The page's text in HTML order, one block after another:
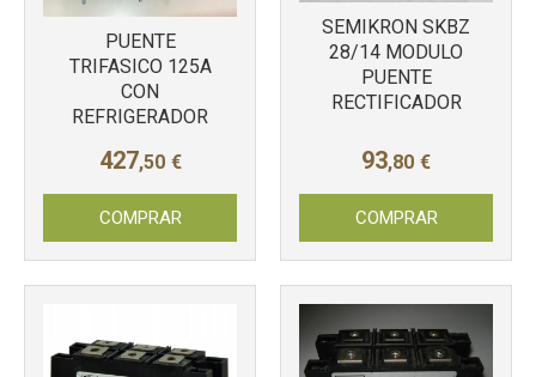
PUENTE
TRIFASICO 125A
CON
REFRIGERADOR
427,50 €
COMPRAR
SEMIKRON SKBZ
28/14 MODULO
PUENTE
RECTIFICADOR
93,80 €
COMPRAR
Más info